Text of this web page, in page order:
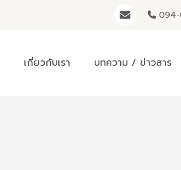
094-
เกี่ยวกับเรา บทความ / ข่าวสาร